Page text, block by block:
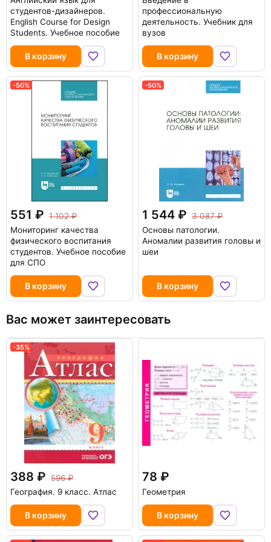
студентов-дизайнеров.
English Course for Design
Students. Учебное пособие
В корзину
профессиональную
деятельность. Учебник для
вузов
В корзину
-50%
551
1 102
Мониторинг качества
физического воспитания
студентов. Учебное пособие
для СПО
В корзину
-50%
1 544
3 087
Основы патологии.
Аномалии развития головы и
шеи
В корзину
Вас может заинтересовать
-35%
388
596
География. 9 класс. Атлас
В корзину
78
Геометрия
В корзину